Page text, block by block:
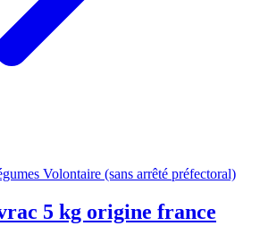
Volontaire (sans arrêté préfectoral)
5 kg origine france